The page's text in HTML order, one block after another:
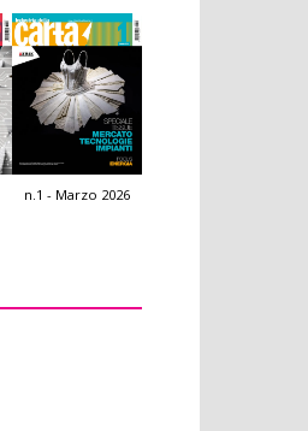
n.1 - Marzo 2026